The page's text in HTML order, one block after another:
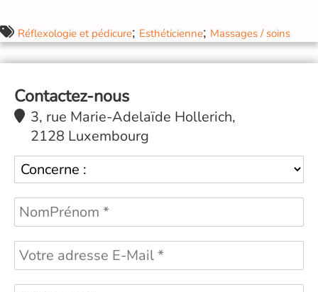
Réflexologie et pédicure; Esthéticienne; Massages / soins
Contactez-nous
3, rue Marie-Adelaïde Hollerich,
2128 Luxembourg